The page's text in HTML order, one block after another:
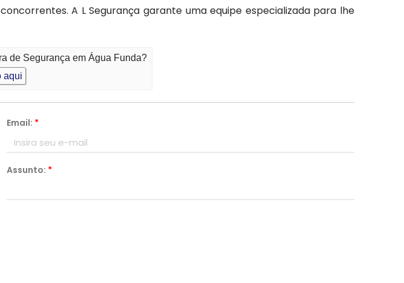
A L Segurança garante uma equipe especializada para lhe
de Segurança em Água Funda?
aqui
Email: *
Assunto: *